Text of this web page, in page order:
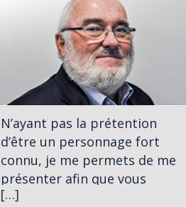
N’ayant pas la prétention
d’être un personnage fort
connu, je me permets de me
présenter afin que vous
sachiez à qui vous avez affaire.
[…]